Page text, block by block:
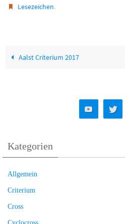
Lesezeichen.
Aalst Criterium 2017
Kategorien
Allgemein
Criterium
Cross